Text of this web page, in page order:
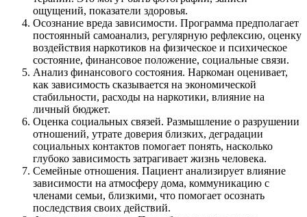
ощущений, показатели здоровья.
Осознание вреда зависимости. Программа предполагает
постоянный самоанализ, регулярную рефлексию, оценку
воздействия наркотиков на физическое и психическое
состояние, финансовое положение, социальные связи.
Анализ финансового состояния. Наркоман оценивает,
как зависимость сказывается на экономической
стабильности, расходы на наркотики, влияние на
личный бюджет.
Оценка социальных связей. Размышление о разрушении
отношений, утрате доверия близких, деградации
социальных контактов помогает понять, насколько
глубоко зависимость затрагивает жизнь человека.
Семейные отношения. Пациент анализирует влияние
зависимости на атмосферу дома, коммуникацию с
членами семьи, близкими, что помогает осознать
последствия своих действий.